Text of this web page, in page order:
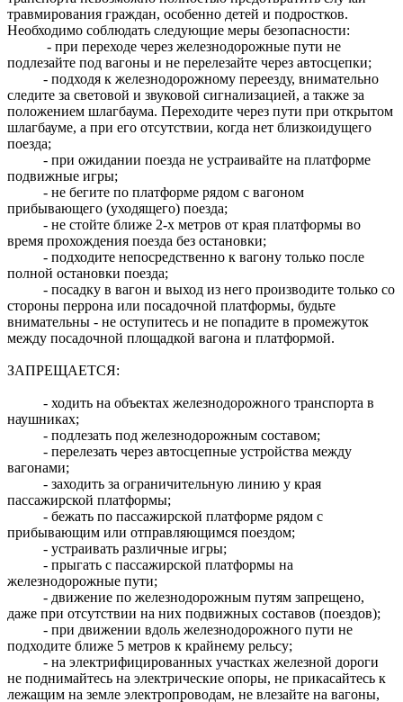
травмирования граждан, особенно детей и подростков.
Необходимо соблюдать следующие меры безопасности:
- при переходе через железнодорожные пути не
подлезайте под вагоны и не перелезайте через автосцепки;
- подходя к железнодорожному переезду, внимательно
следите за световой и звуковой сигнализацией, а также за
положением шлагбаума. Переходите через пути при открытом
шлагбауме, а при его отсутствии, когда нет близкоидущего
поезда;
- при ожидании поезда не устраивайте на платформе
подвижные игры;
- не бегите по платформе рядом с вагоном
прибывающего (уходящего) поезда;
- не стойте ближе 2-х метров от края платформы во
время прохождения поезда без остановки;
- подходите непосредственно к вагону только после
полной остановки поезда;
- посадку в вагон и выход из него производите только со
стороны перрона или посадочной платформы, будьте
внимательны - не оступитесь и не попадите в промежуток
между посадочной площадкой вагона и платформой.
ЗАПРЕЩАЕТСЯ:
- ходить на объектах железнодорожного транспорта в
наушниках;
- подлезать под железнодорожным составом;
- перелезать через автосцепные устройства между
вагонами;
- заходить за ограничительную линию у края
пассажирской платформы;
- бежать по пассажирской платформе рядом с
прибывающим или отправляющимся поездом;
- устраивать различные игры;
- прыгать с пассажирской платформы на
железнодорожные пути;
- движение по железнодорожным путям запрещено,
даже при отсутствии на них подвижных составов (поездов);
- при движении вдоль железнодорожного пути не
подходите ближе 5 метров к крайнему рельсу;
- на электрифицированных участках железной дороги
не поднимайтесь на электрические опоры, не прикасайтесь к
лежащим на земле электропроводам, не влезайте на вагоны,